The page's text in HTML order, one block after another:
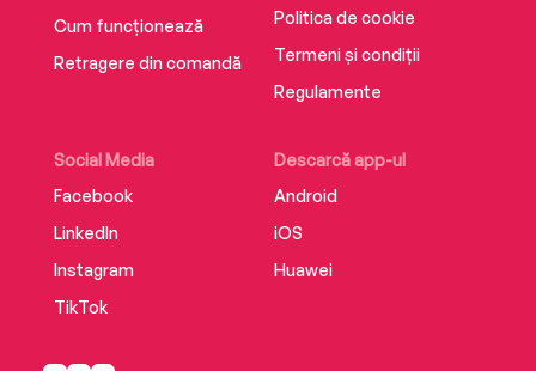
Cum funcționează
Retragere din comandă
Social Media
Facebook
LinkedIn
Instagram
TikTok
Descarcă app-ul
Android
iOS
Huawei
Politica de cookie
Termeni și condiții
Regulamente